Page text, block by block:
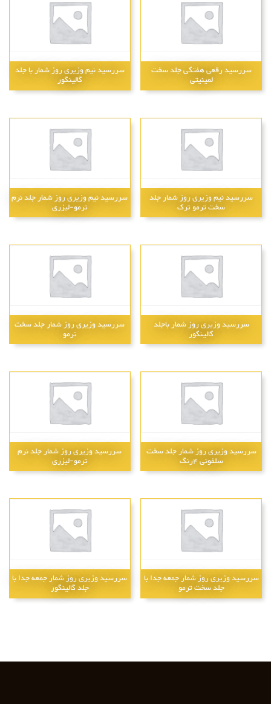
سررسید رقعی هفتگی جلد سخت
لمینیتی
سررسید نیم وزیری روز شمار با جلد
گالینگور
سررسید نیم وزیری روز شمار جلد
سخت ترمو ترک
سررسید نیم وزیری روز شمار جلد نرم
ترمو-لیزری
سررسید وزیری روز شمار باجلد
گالینگور
سررسید وزیری روز شمار جلد سخت
ترمو
سررسید وزیری روز شمار جلد سخت
سلفونی 4رنگ
سررسید وزیری روز شمار جلد نرم
ترمو-لیزری
سررسید وزیری روز شمار جمعه جدا با
جلد سخت ترمو
سررسید وزیری روز شمار جمعه جدا با
جلد گالینگور